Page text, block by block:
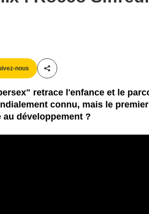
nous
Partager cet article
retrace l'enfance et le
connu, mais le premier
développement ?